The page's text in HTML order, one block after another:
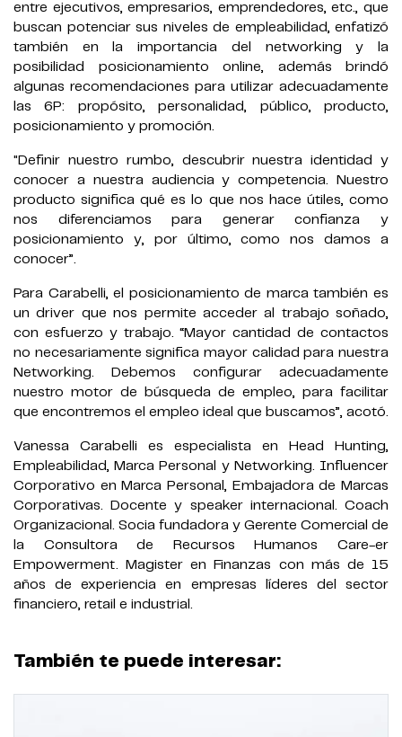
entre ejecutivos, empresarios, emprendedores, etc., que
buscan potenciar sus niveles de empleabilidad, enfatizó
también en la importancia del networking y la
posibilidad posicionamiento online, además brindó
algunas recomendaciones para utilizar adecuadamente
las 6P: propósito, personalidad, público, producto,
posicionamiento y promoción.
"Definir nuestro rumbo, descubrir nuestra identidad y
conocer a nuestra audiencia y competencia. Nuestro
producto significa qué es lo que nos hace útiles, como
nos diferenciamos para generar confianza y
posicionamiento y, por último, como nos damos a
conocer”.
Para Carabelli, el posicionamiento de marca también es
un driver que nos permite acceder al trabajo soñado,
con esfuerzo y trabajo. “Mayor cantidad de contactos
no necesariamente significa mayor calidad para nuestra
Networking. Debemos configurar adecuadamente
nuestro motor de búsqueda de empleo, para facilitar
que encontremos el empleo ideal que buscamos”, acotó.
Vanessa Carabelli es especialista en Head Hunting,
Empleabilidad, Marca Personal y Networking. Influencer
Corporativo en Marca Personal, Embajadora de Marcas
Corporativas. Docente y speaker internacional. Coach
Organizacional. Socia fundadora y Gerente Comercial de
la Consultora de Recursos Humanos Care-er
Empowerment. Magister en Finanzas con más de 15
años de experiencia en empresas líderes del sector
financiero, retail e industrial.
También te puede interesar: